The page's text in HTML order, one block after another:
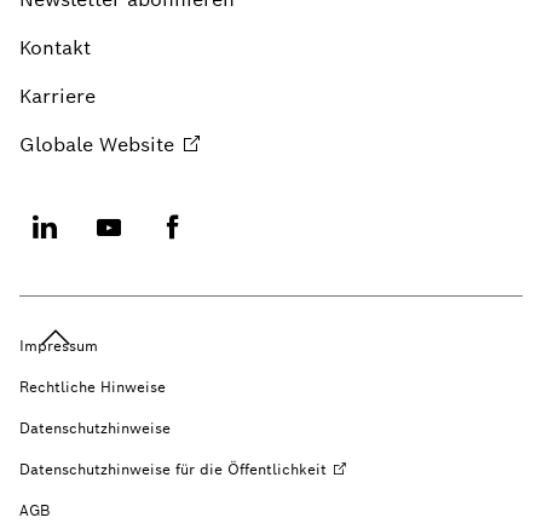
Kontakt
Karriere
Globale Website
Impressum
Rechtliche Hinweise
Datenschutzhinweise
Datenschutzhinweise für die Öffentlichkeit
AGB